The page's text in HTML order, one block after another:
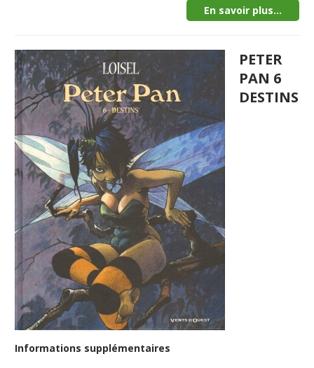
En savoir plus...
PETER
PAN 6
DESTINS
Informations supplémentaires